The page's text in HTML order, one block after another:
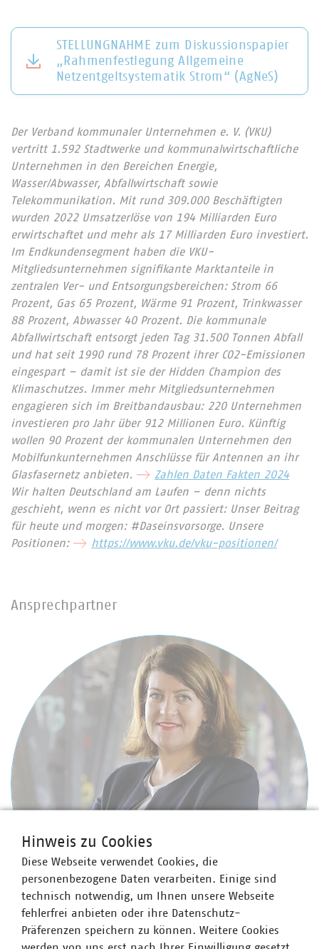
STELLUNGNAHME zum Diskussionspapier
„Rahmenfestlegung Allgemeine
Netzentgeltsystematik Strom“ (AgNeS)
Der Verband kommunaler Unternehmen e. V. (VKU)
vertritt 1.592 Stadtwerke und kommunalwirtschaftliche
Unternehmen in den Bereichen Energie,
Wasser/Abwasser, Abfallwirtschaft sowie
Telekommunikation. Mit rund 309.000 Beschäftigten
wurden 2022 Umsatzerlöse von 194 Milliarden Euro
erwirtschaftet und mehr als 17 Milliarden Euro investiert.
Im Endkundensegment haben die VKU-
Mitgliedsunternehmen signifikante Marktanteile in
zentralen Ver- und Entsorgungsbereichen: Strom 66
Prozent, Gas 65 Prozent, Wärme 91 Prozent, Trinkwasser
88 Prozent, Abwasser 40 Prozent. Die kommunale
Abfallwirtschaft entsorgt jeden Tag 31.500 Tonnen Abfall
und hat seit 1990 rund 78 Prozent ihrer CO2-Emissionen
eingespart – damit ist sie der Hidden Champion des
Klimaschutzes. Immer mehr Mitgliedsunternehmen
engagieren sich im Breitbandausbau: 220 Unternehmen
investieren pro Jahr über 912 Millionen Euro. Künftig
wollen 90 Prozent der kommunalen Unternehmen den
Mobilfunkunternehmen Anschlüsse für Antennen an ihr
Glasfasernetz anbieten.
Zahlen Daten Fakten 2024
Wir halten Deutschland am Laufen – denn nichts
geschieht, wenn es nicht vor Ort passiert: Unser Beitrag
für heute und morgen: #Daseinsvorsorge. Unsere
Positionen:
https://www.vku.de/vku-positionen/
Ansprechpartner
Hinweis zu Cookies
Diese Webseite verwendet Cookies, die
personenbezogene Daten verarbeiten. Einige sind
technisch notwendig, um Ihnen unsere Webseite
fehlerfrei anbieten oder ihre Datenschutz-
Präferenzen speichern zu können. Weitere Cookies